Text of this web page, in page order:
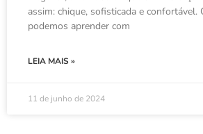
assim: chique, sofisticada e confortável.
podemos aprender com
LEIA MAIS »
11 de junho de 2024